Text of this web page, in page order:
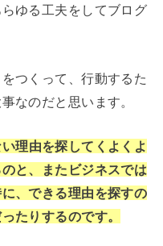
ゆる工夫をしてブログ
つくって、行動するた
なのだと思います。
理由を探してくよくよ
と、またビジネスでは
、できる理由を探すの
たりするのです。